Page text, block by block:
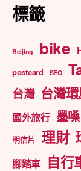
標籤
Beijing bike
postcard SEO
台灣 台灣
國外旅行 墨嗓
明信片 理財
腳踏車 自行